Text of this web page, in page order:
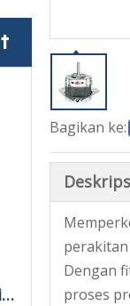
Dijual Motor Mesin Cuci Vintage Otomatis
Bagikan ke:
Dengan
proses